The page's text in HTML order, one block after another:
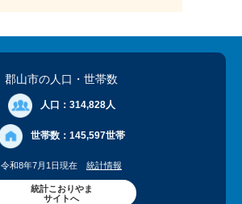
郡山市の人口 ・世帯数
人口： 314,828人
世帯数： 145,597世帯
令和8年7月1日現在 統計情報
統計こおりやま
サイトへ